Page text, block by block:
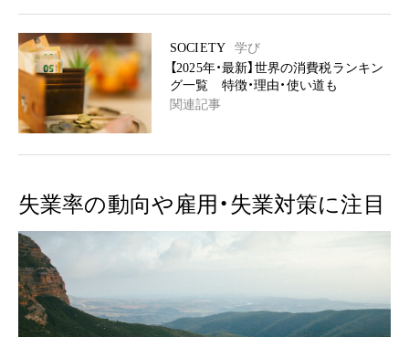
SOCIETY
学び
【2025年・最新】世界の消費税ランキン
グ一覧 特徴・理由・使い道も
関連記事
失業率の動向や雇用・失業対策に注目